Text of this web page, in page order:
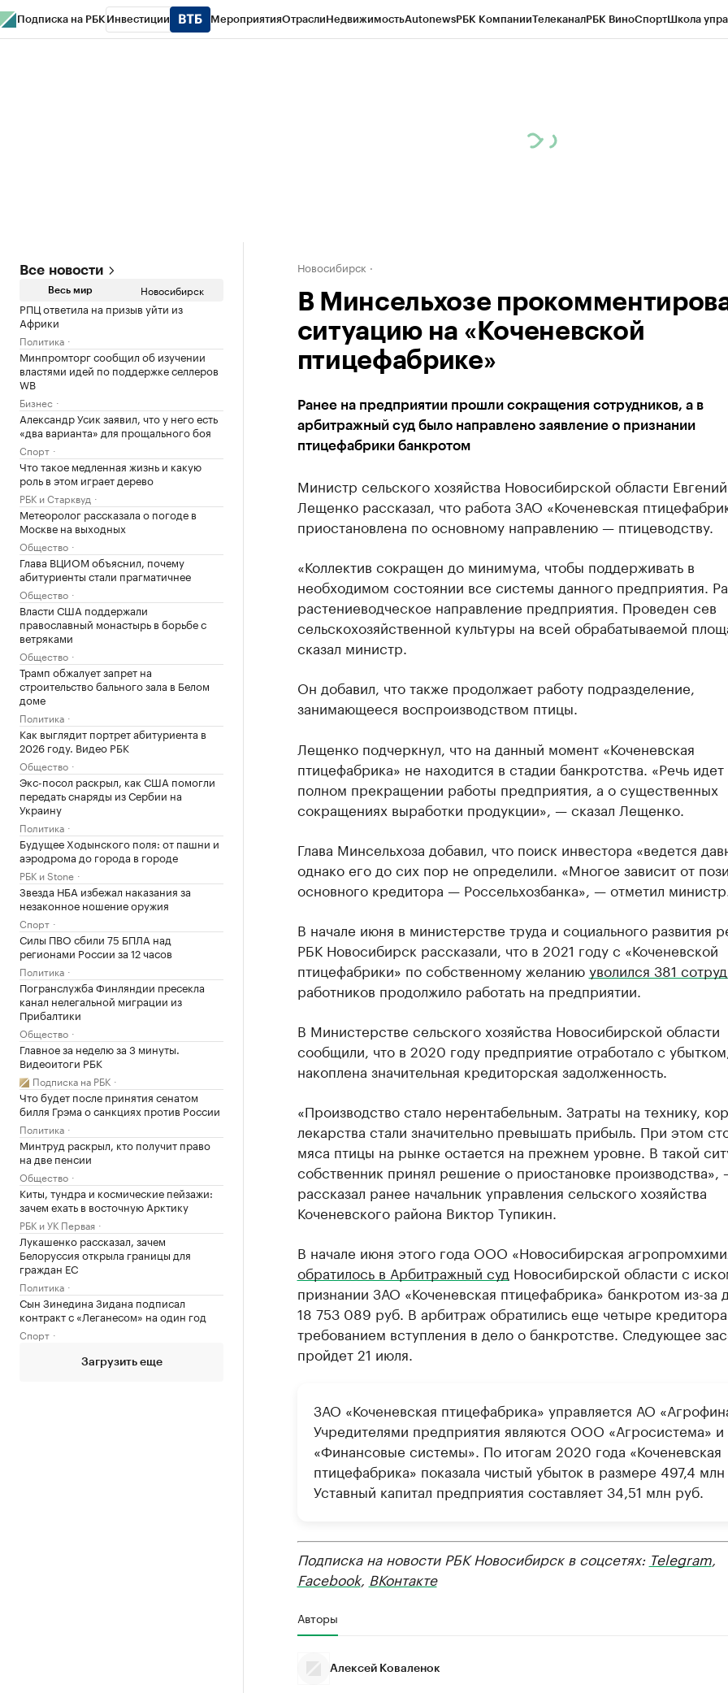
Подписка на РБК Инвестиции МероприятияОтраслиНедвижимостьAutonewsРБК КомпанииТелеканалРБК ВиноСпортШкола
Все новости
Весь мир Новосибирск
РПЦ ответила на призыв уйти из
Африки
Политика
Минпромторг сообщил об изучении
властями идей по поддержке селлеров
WB
Бизнес
Александр Усик заявил, что у него есть
«два варианта» для прощального боя
Спорт
Что такое медленная жизнь и какую
роль в этом играет дерево
РБК и Старквуд
Метеоролог рассказала о погоде в
Москве на выходных
Общество
Глава ВЦИОМ объяснил, почему
абитуриенты стали прагматичнее
Общество
Власти США поддержали
православный монастырь в борьбе с
ветряками
Общество
Трамп обжалует запрет на
строительство бального зала в Белом
доме
Политика
Как выглядит портрет абитуриента в
2026 году. Видео РБК
Общество
Экс-посол раскрыл, как США помогли
передать снаряды из Сербии на
Украину
Политика
Будущее Ходынского поля: от пашни и
аэродрома до города в городе
РБК и Stone
Звезда НБА избежал наказания за
незаконное ношение оружия
Спорт
Силы ПВО сбили 75 БПЛА над
регионами России за 12 часов
Политика
Погранслужба Финляндии пресекла
канал нелегальной миграции из
Прибалтики
Общество
Главное за неделю за 3 минуты.
Видеоитоги РБК
Подписка на РБК
Что будет после принятия сенатом
билля Грэма о санкциях против России
Политика
Минтруд раскрыл, кто получит право
на две пенсии
Общество
Киты, тундра и космические пейзажи:
зачем ехать в восточную Арктику
РБК и УК Первая
Лукашенко рассказал, зачем
Белоруссия открыла границы для
граждан ЕС
Политика
Сын Зинедина Зидана подписал
контракт с «Леганесом» на один год
Спорт
Загрузить еще
Новосибирск
В Минсельхозе
ситуацию на «Коченевской
птицефабрике»
Ранее на предприятии прошли сокращения сотрудников, а в
арбитражный суд было направлено заявление о признании
птицефабрики банкротом
Министр сельского хозяйства Новосибирской области Евгений
Лещенко рассказал, что работа ЗАО «Коченевская
приостановлена по основному направлению — птицеводству.
«Коллектив сокращен до минимума, чтобы поддерживать в
необходимом состоянии все системы данного предприятия.
растениеводческое направление предприятия. Проведен сев
сельскохозяйственной культуры на всей обрабатываемой
сказал министр.
Он добавил, что также продолжает работу подразделение,
занимающееся воспроизводством птицы.
Лещенко подчеркнул, что на данный момент «Коченевская
птицефабрика» не находится в стадии банкротства. «Речь
полном прекращении работы предприятия, а о существенных
сокращениях выработки продукции», — сказал Лещенко.
Глава Минсельхоза добавил, что поиск инвестора «ведется
однако его до сих пор не определили. «Многое зависит от
основного кредитора — Россельхозбанка», — отметил
В начале июня в министерстве труда и социального развития
РБК Новосибирск рассказали, что в 2021 году с «Коченевской
птицефабрики» по собственному желаниюуволился 381
работников продолжило работать на предприятии.
В Министерстве сельского хозяйства Новосибирской области
сообщили, что в 2020 году предприятие отработало с
накоплена значительная кредиторская задолженность.
«Производство стало нерентабельным. Затраты на технику,
лекарства стали значительно превышать прибыль. При этом
мяса птицы на рынке остается на прежнем уровне. В такой
собственник принял решение о приостановке производства»,
рассказал ранее начальник управления сельского хозяйства
Коченевского района Виктор Тупикин.
В начале июня этого года ООО «Новосибирская
обратилось в Арбитражный суд Новосибирской области с
признании ЗАО «Коченевская птицефабрика» банкротом из-за
18 753 089 руб. В арбитраж обратились еще четыре
требованием вступления в дело о банкротстве. Следующее
пройдет 21 июля.
ЗАО «Коченевская птицефабрика» управляется АО
Учредителями предприятия являются ООО «Агросистема»
«Финансовые системы». По итогам 2020 года «Коченевская
птицефабрика» показала чистый убыток в размере 497,4
Уставный капитал предприятия составляет 34,51 млн руб.
Подписка на новости РБК Новосибирск в соцсетях: Telegram,
Facebook, ВКонтакте
Авторы
Алексей Коваленок